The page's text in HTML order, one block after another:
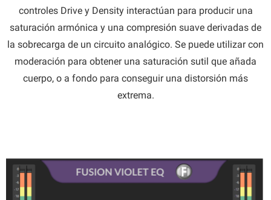
controles Drive y Density interactúan para producir una
saturación armónica y una compresión suave derivadas de
la sobrecarga de un circuito analógico. Se puede utilizar con
moderación para obtener una saturación sutil que añada
cuerpo, o a fondo para conseguir una distorsión más
extrema.